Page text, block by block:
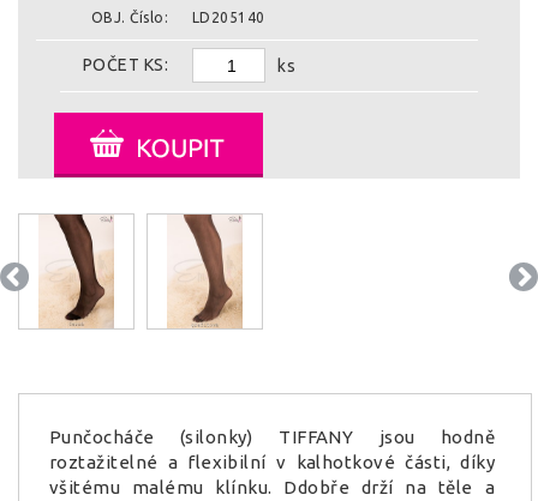
OBJ. Číslo: LD205140
POČET KS: ks
Punčocháče (silonky) TIFFANY jsou hodně
roztažitelné a flexibilní v kalhotkové části, díky
všitému malému klínku. Ddobře drží na těle a